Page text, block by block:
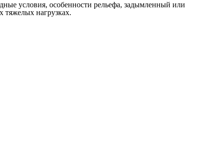
условия, особенности рельефа, задымленный или
тяжелых нагрузках.